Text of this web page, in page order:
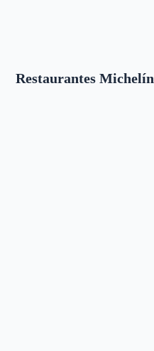
Restaurantes Michelín